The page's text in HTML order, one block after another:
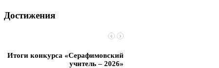
Достижения
Итоги конкурса «Серафимовский
учитель – 2026»